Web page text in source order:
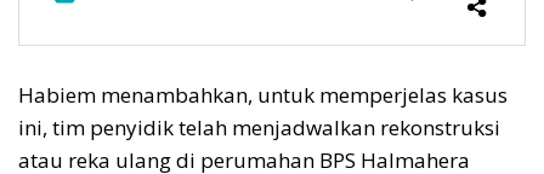
Habiem menambahkan, untuk memperjelas kasus
ini, tim penyidik telah menjadwalkan rekonstruksi
atau reka ulang di perumahan BPS Halmahera